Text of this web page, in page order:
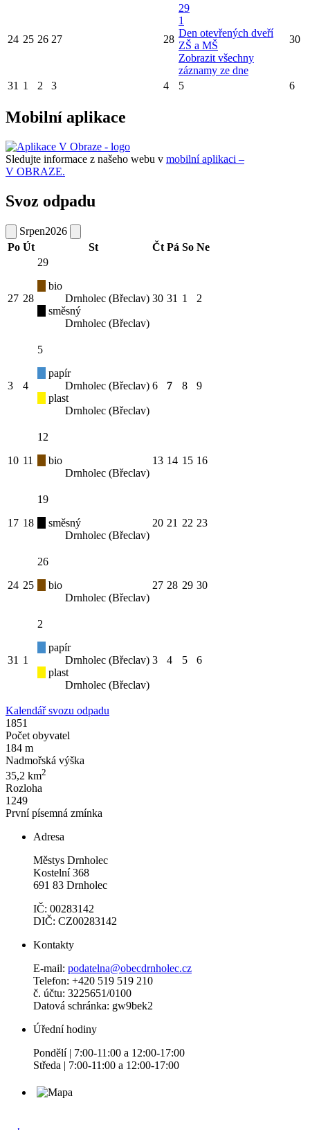
24 25 26 27 28
29
1
Den otevřených dveří
ZŠ a MŠ
Zobrazit všechny
záznamy ze dne
30
31 1 2 3 4 5 6
Mobilní aplikace
Sledujte informace z našeho webu v mobilní aplikaci –
V OBRAZE.
Svoz odpadu
Srpen2026
Po Út St Čt Pá So Ne
27 28
29
bio
Drnholec (Břeclav)
směsný
Drnholec (Břeclav)
30 31 1 2
3 4
5
papír
Drnholec (Břeclav)
plast
Drnholec (Břeclav)
6 7 8 9
10 11
12
bio
Drnholec (Břeclav)
13 14 15 16
17 18
19
směsný
Drnholec (Břeclav)
20 21 22 23
24 25
26
bio
Drnholec (Břeclav)
27 28 29 30
31 1
2
papír
Drnholec (Břeclav)
plast
Drnholec (Břeclav)
3 4 5 6
Kalendář svozu odpadu
1851
Počet obyvatel
184 m
Nadmořská výška
35,2 km2
Rozloha
1249
První písemná zmínka
Adresa
Městys Drnholec
Kostelní 368
691 83 Drnholec
IČ: 00283142
DIČ: CZ00283142
Kontakty
E-mail: podatelna@obecdrnholec.cz
Telefon: +420 519 519 210
č. účtu: 3225651/0100
Datová schránka: gw9bek2
Úřední hodiny
Pondělí | 7:00-11:00 a 12:00-17:00
Středa | 7:00-11:00 a 12:00-17:00